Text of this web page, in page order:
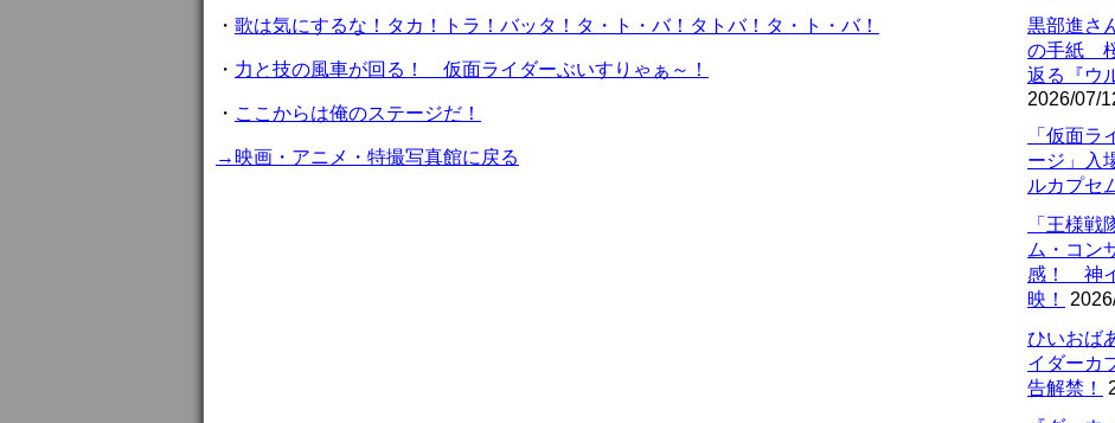
・ 歌は気にするな！タカ！トラ！バッタ！タ・ト・バ！タトバ！タ・ト・バ！
・ 力と技の風車が回る！ 仮面ライダーぶいすりゃぁ～！
・ ここからは俺のステージだ！
→映画・アニメ・特撮写真館に戻る
黒部進さ
の手紙
返る『ウ
2026/07/
「仮面
ージ」入
ルカプセ
「王様
ム・コン
感！ 神
映！
ひいおば
イダーカ
告解禁！